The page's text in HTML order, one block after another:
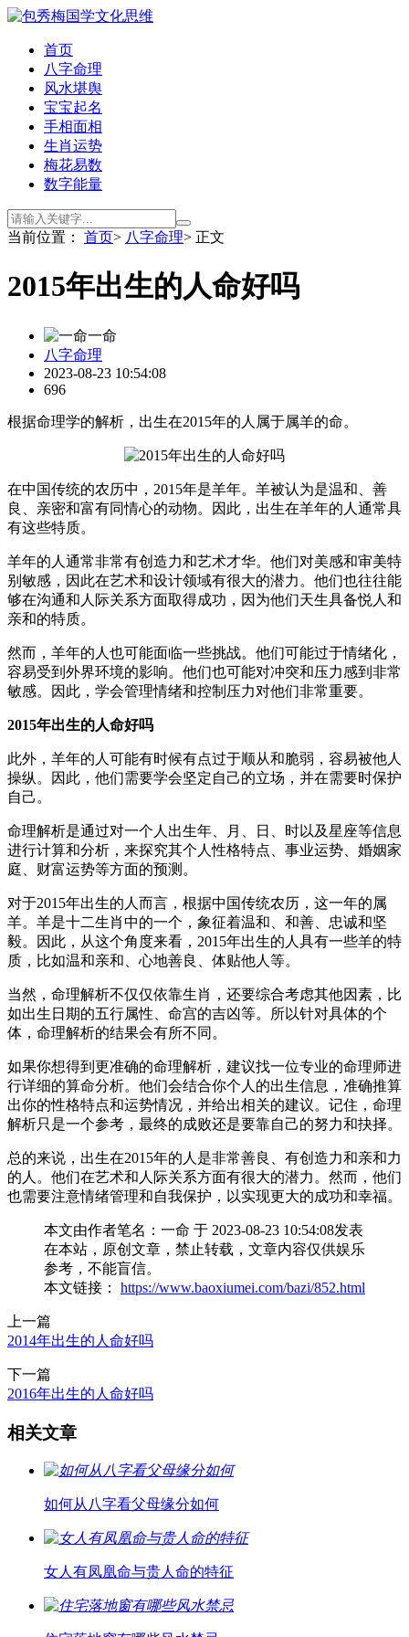
首页
八字命理
风水堪舆
宝宝起名
手相面相
生肖运势
梅花易数
数字能量
当前位置： 首页> 八字命理> 正文
2015年出生的人命好吗
一命
八字命理
2023-08-23 10:54:08
696
根据命理学的解析，出生在2015年的人属于属羊的命。
在中国传统的农历中，2015年是羊年。羊被认为是温和、善
良、亲密和富有同情心的动物。因此，出生在羊年的人通常具
有这些特质。
羊年的人通常非常有创造力和艺术才华。他们对美感和审美特
别敏感，因此在艺术和设计领域有很大的潜力。他们也往往能
够在沟通和人际关系方面取得成功，因为他们天生具备悦人和
亲和的特质。
然而，羊年的人也可能面临一些挑战。他们可能过于情绪化，
容易受到外界环境的影响。他们也可能对冲突和压力感到非常
敏感。因此，学会管理情绪和控制压力对他们非常重要。
2015年出生的人命好吗
此外，羊年的人可能有时候有点过于顺从和脆弱，容易被他人
操纵。因此，他们需要学会坚定自己的立场，并在需要时保护
自己。
命理解析是通过对一个人出生年、月、日、时以及星座等信息
进行计算和分析，来探究其个人性格特点、事业运势、婚姻家
庭、财富运势等方面的预测。
对于2015年出生的人而言，根据中国传统农历，这一年的属
羊。羊是十二生肖中的一个，象征着温和、和善、忠诚和坚
毅。因此，从这个角度来看，2015年出生的人具有一些羊的特
质，比如温和亲和、心地善良、体贴他人等。
当然，命理解析不仅仅依靠生肖，还要综合考虑其他因素，比
如出生日期的五行属性、命宫的吉凶等。所以针对具体的个
体，命理解析的结果会有所不同。
如果你想得到更准确的命理解析，建议找一位专业的命理师进
行详细的算命分析。他们会结合你个人的出生信息，准确推算
出你的性格特点和运势情况，并给出相关的建议。记住，命理
解析只是一个参考，最终的成败还是要靠自己的努力和抉择。
总的来说，出生在2015年的人是非常善良、有创造力和亲和力
的人。他们在艺术和人际关系方面有很大的潜力。然而，他们
也需要注意情绪管理和自我保护，以实现更大的成功和幸福。
本文由作者笔名：一命 于 2023-08-23 10:54:08发表
在本站，原创文章，禁止转载，文章内容仅供娱乐
参考，不能盲信。
本文链接： https://www.baoxiumei.com/bazi/852.html
上一篇
2014年出生的人命好吗
下一篇
2016年出生的人命好吗
相关文章
如何从八字看父母缘分如何
女人有凤凰命与贵人命的特征